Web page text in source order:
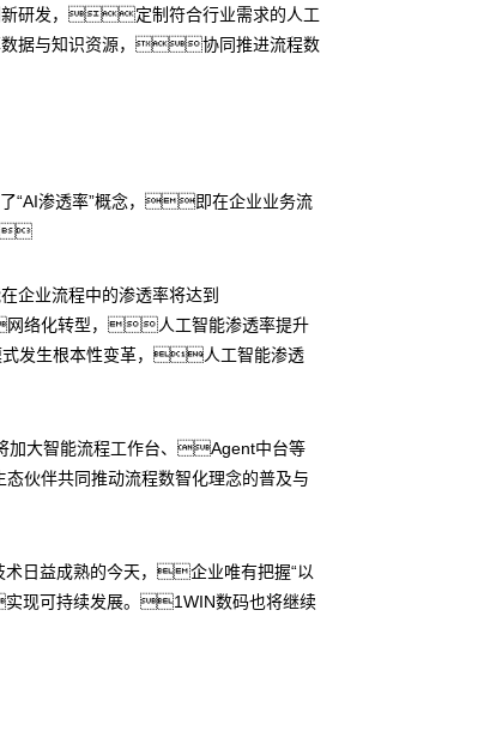
研发，定制符合行业需求的人工
据与知识资源，协同推进流程数
“AI渗透率”概念，即在企业业务流

业流程中的渗透率将达到
络化转型，人工智能渗透率提升
发生根本性变革，人工智能渗透
大智能流程工作台、Agent中台等
伴共同推动流程数智化理念的普及与
日益成熟的今天，企业唯有把握“以
现可持续发展。1WIN数码也将继续